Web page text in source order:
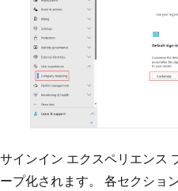
サインイン エクスペリエンス
ープ化されます。 各セクショ